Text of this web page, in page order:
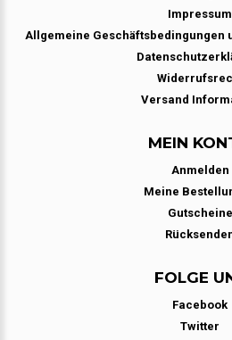
Impressum
Allgemeine Geschäftsbedingungen
Versand
MEIN
Anmelden
Meine
Gutscheine
FOLGE
Facebook
Twitter